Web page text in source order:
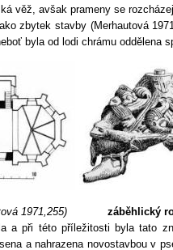
věž, avšak prameny se
zbytek stavby (Merhautová
byla od lodi chrámu oddělena
1971,255)
záběhlický
a při této příležitosti byla tato
a nahrazena novostavbou v